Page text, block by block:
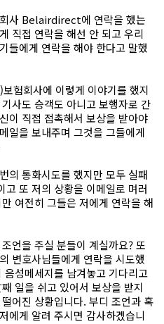
사 Belairdirect에 연락을 했는
직접 연락을 해선 안 되고 우리
들에게 연락을 해야 한다고 말했
험회사에 이렇게 이야기를 했지
사도 승객도 아니고 보행자로 간
이 직접 접촉해서 보상을 받아야
일을 보내주며 그것을 그들에게
의 통화시도를 했지만 모두 실패
또 저의 상황을 이메일로 며러
여전히 그들은 저에게 연락을 해
언을 주실 분들이 계실까요? 또
변호사님들에게 연락을 시도했
성메세지를 남겨놓고 기다리고
일을 쉬고 있어서 보상을 받지
어진 상황입니다. 부디 조언과 혹
에게 알려 주시면 감사하겠습니